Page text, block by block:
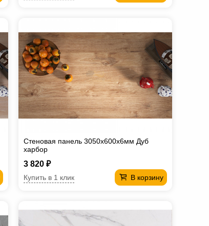
Стеновая панель 3050х600х6мм Дуб
харбор
3 820 ₽
В корзину
Купить в 1 клик